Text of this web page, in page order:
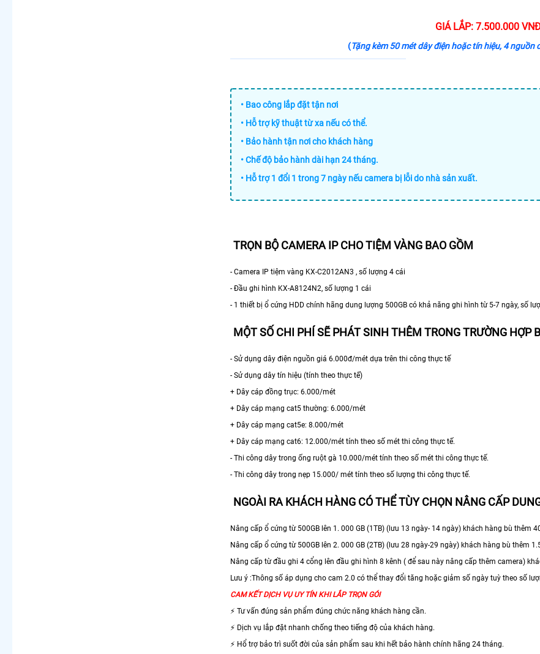
GIÁ LẮP: 7.500.000
(Tặng kèm 50 mét dây điện hoặc tín hiệu, 4
• Bao công lắp đặt tận nơi
• Hỗ trợ kỹ thuật từ xa nếu có thể.
• Bảo hành tận nơi cho khách hàng
• Chế độ bảo hành dài hạn 24 tháng.
• Hỗ trợ 1 đổi 1 trong 7 ngày nếu camera bị lỗi do nhà sản xuất.
TRỌN BỘ CAMERA IP CHO TIỆM VÀNG BAO GỒM
- Camera IP tiệm vàng KX-C2012AN3 , số lượng 4 cái
- Đầu ghi hình KX-A8124N2, số lượng 1 cái
- 1 thiết bị ổ cứng HDD chính hãng dung lượng 500GB có khả năng ghi hình từ 5-7 ngày, số
MỘT SỐ CHI PHÍ SẼ PHÁT SINH THÊM TRONG TRƯỜNG HỢP
- Sử dụng dây điện nguồn giá 6.000đ/mét dựa trên thi công thực tế
- Sử dụng dây tín hiệu (tính theo thực tế)
+ Dây cáp đồng trục: 6.000/mét
+ Dây cáp mạng cat5 thường: 6.000/mét
+ Dây cáp mạng cat5e: 8.000/mét
+ Dây cáp mạng cat6: 12.000/mét tính theo số mét thi công thực tế.
- Thi công dây trong ống ruột gà 10.000/mét tính theo số mét thi công thực tế.
- Thi công dây trong nẹp 15.000/ mét tính theo số lượng thi công thực tế.
NGOÀI RA KHÁCH HÀNG CÓ THỂ TÙY CHỌN NÂNG CẤP
Nâng cấp ổ cứng từ 500GB lên 1. 000 GB (1TB) (lưu 13 ngày- 14 ngày) khách hàng bù thêm
Nâng cấp ổ cứng từ 500GB lên 2. 000 GB (2TB) (lưu 28 ngày-29 ngày) khách hàng bù thêm
Nâng cấp từ đầu ghi 4 cổng lên đầu ghi hình 8 kênh ( để sau này nâng cấp thêm camera)
Lưu ý :Thông số áp dụng cho cam 2.0 có thể thay đổi tăng hoặc giảm số ngày tuỳ theo số
CAM KẾT DỊCH VỤ UY TÍN KHI LẮP TRỌN GÓI
⚡ Tư vấn đúng sản phẩm đúng chức năng khách hàng cần.
⚡ Dịch vụ lắp đặt nhanh chống theo tiếng độ của khách hàng.
⚡ Hổ trợ bảo trì suốt đời của sản phẩm sau khi hết bảo hành chính hãng 24 tháng.